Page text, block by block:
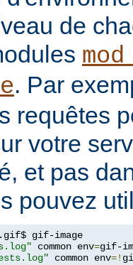
de
. Par
requêtes
votre
et pas
pouvez
common env=
common env=!